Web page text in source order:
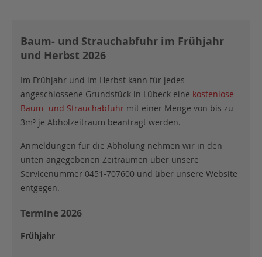
Baum- und Strauchabfuhr im Frühjahr
und Herbst 2026
Im Frühjahr und im Herbst kann für jedes
angeschlossene Grundstück in Lübeck eine kostenlose
Baum- und Strauchabfuhr mit einer Menge von bis zu
3m³ je Abholzeitraum beantragt werden.
Anmeldungen für die Abholung nehmen wir in den
unten angegebenen Zeiträumen über unsere
Servicenummer 0451-707600 und über unsere Website
entgegen.
Termine 2026
Frühjahr